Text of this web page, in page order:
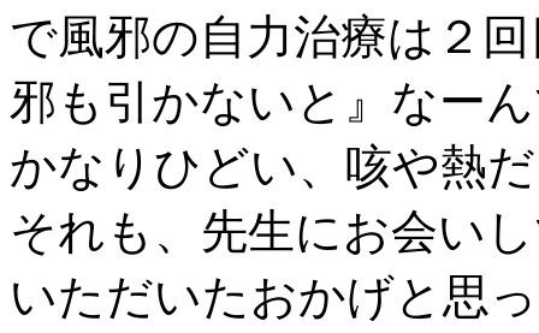
で風邪の自力治療は２
邪も引かないと』なー
かなりひどい、咳や熱
それも、先生にお会い
いただいたおかげと思